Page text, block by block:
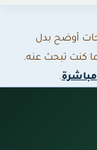
أوضح بدل
كنت تبحث عنه.
.